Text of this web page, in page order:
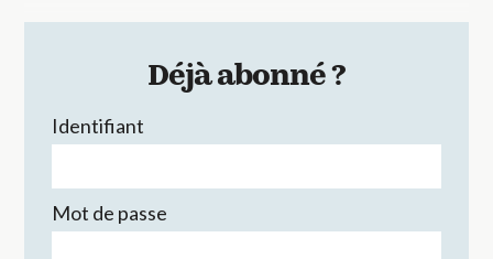
Déjà abonné ?
Identifiant
Mot de passe